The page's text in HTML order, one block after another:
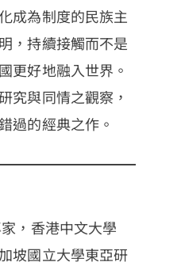
成為制度的民族主
，持續接觸而不是
更好地融入世界。
究與同情之觀察，
過的經典之作。
，香港中文大學
坡國立大學東亞研